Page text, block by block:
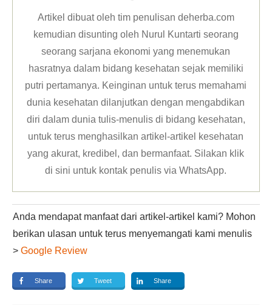
Artikel dibuat oleh tim penulisan deherba.com
kemudian disunting oleh Nurul Kuntarti seorang
seorang sarjana ekonomi yang menemukan
hasratnya dalam bidang kesehatan sejak memiliki
putri pertamanya. Keinginan untuk terus memahami
dunia kesehatan dilanjutkan dengan mengabdikan
diri dalam dunia tulis-menulis di bidang kesehatan,
untuk terus menghasilkan artikel-artikel kesehatan
yang akurat, kredibel, dan bermanfaat. Silakan klik
di sini untuk kontak penulis via WhatsApp.
Anda mendapat manfaat dari artikel-artikel kami? Mohon
berikan ulasan untuk terus menyemangati kami menulis
> Google Review
Share Tweet Share